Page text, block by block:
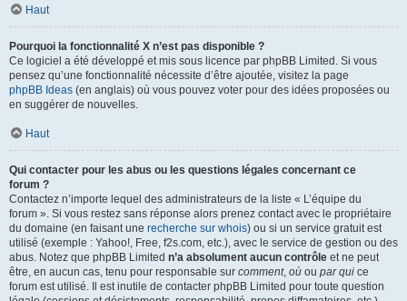
Haut
Pourquoi la fonctionnalité X n’est pas disponible ?
Ce logiciel a été développé et mis sous licence par phpBB Limited. Si vous
pensez qu’une fonctionnalité nécessite d’être ajoutée, visitez la page
phpBB Ideas (en anglais) où vous pouvez voter pour des idées proposées ou
en suggérer de nouvelles.
Haut
Qui contacter pour les abus ou les questions légales concernant ce
forum ?
Contactez n’importe lequel des administrateurs de la liste « L’équipe du
forum ». Si vous restez sans réponse alors prenez contact avec le propriétaire
du domaine (en faisant une recherche sur whois) ou si un service gratuit est
utilisé (exemple : Yahoo!, Free, f2s.com, etc.), avec le service de gestion ou des
abus. Notez que phpBB Limited n’a absolument aucun contrôle et ne peut
être, en aucun cas, tenu pour responsable sur comment, où ou par qui ce
forum est utilisé. Il est inutile de contacter phpBB Limited pour toute question